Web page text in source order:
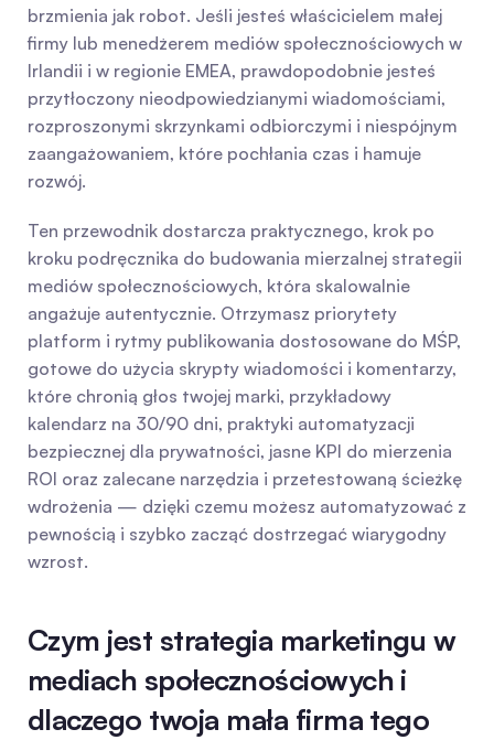
brzmienia jak robot. Jeśli jesteś właścicielem małej
firmy lub menedżerem mediów społecznościowych w
Irlandii i w regionie EMEA, prawdopodobnie jesteś
przytłoczony nieodpowiedzianymi wiadomościami,
rozproszonymi skrzynkami odbiorczymi i niespójnym
zaangażowaniem, które pochłania czas i hamuje
rozwój.
Ten przewodnik dostarcza praktycznego, krok po
kroku podręcznika do budowania mierzalnej strategii
mediów społecznościowych, która skalowalnie
angażuje autentycznie. Otrzymasz priorytety
platform i rytmy publikowania dostosowane do MŚP,
gotowe do użycia skrypty wiadomości i komentarzy,
które chronią głos twojej marki, przykładowy
kalendarz na 30/90 dni, praktyki automatyzacji
bezpiecznej dla prywatności, jasne KPI do mierzenia
ROI oraz zalecane narzędzia i przetestowaną ścieżkę
wdrożenia — dzięki czemu możesz automatyzować z
pewnością i szybko zacząć dostrzegać wiarygodny
wzrost.
Czym jest strategia marketingu w
mediach społecznościowych i
dlaczego twoja mała firma tego